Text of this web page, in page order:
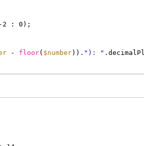
2 : 0);
- floor( $number)). "): "